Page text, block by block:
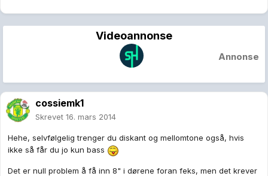
Videoannonse
Annonse
cossiemk1
Skrevet 16. mars 2014
Hehe, selvfølgelig trenger du diskant og mellomtone også, hvis
ikke så får du jo kun bass
Det er null problem å få inn 8" i dørene foran feks, men det krever